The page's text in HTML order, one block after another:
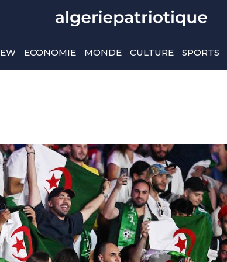
ECONOMIE MONDE CULTURE SPORTS